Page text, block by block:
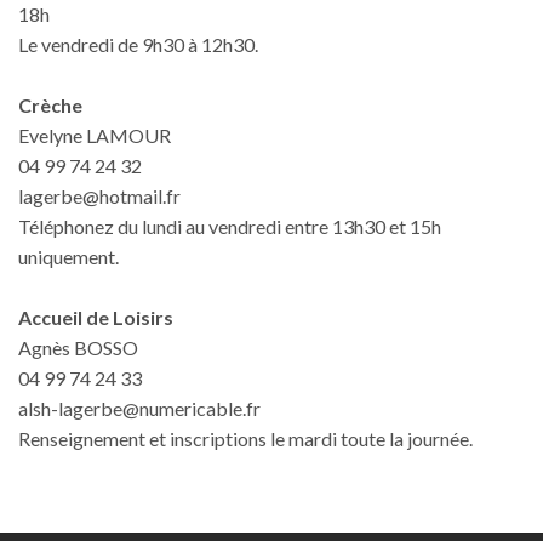
18h
Le vendredi de 9h30 à 12h30.
Crèche
Evelyne LAMOUR
04 99 74 24 32
lagerbe@hotmail.fr
Téléphonez du lundi au vendredi entre 13h30 et 15h
uniquement.
Accueil de Loisirs
Agnès BOSSO
04 99 74 24 33
alsh-lagerbe@numericable.fr
Renseignement et inscriptions le mardi toute la journée.